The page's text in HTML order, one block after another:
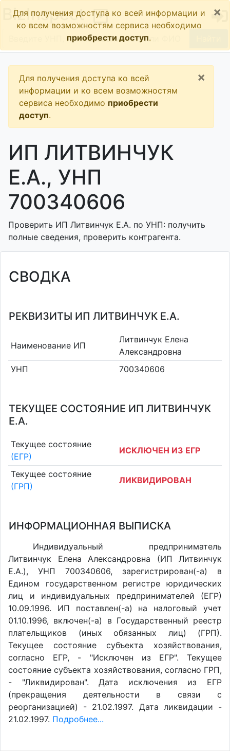
BizInspect
Для получения доступа ко всей информации и
ко всем возможностям сервиса необходимо
приобрести доступ.
×
Для получения доступа ко всей
информации и ко всем возможностям
сервиса необходимо приобрести
доступ.
×
ИП ЛИТВИНЧУК
Е.А., УНП
700340606
Проверить ИП Литвинчук Е.А. по УНП: получить
полные сведения, проверить контрагента.
СВОДКА
РЕКВИЗИТЫ ИП ЛИТВИНЧУК Е.А.
Наименование ИП
Литвинчук Елена
Александровна
УНП
700340606
ТЕКУЩЕЕ СОСТОЯНИЕ ИП ЛИТВИНЧУК
Е.А.
Текущее состояние
(ЕГР)
ИСКЛЮЧЕН ИЗ ЕГР
Текущее состояние
(ГРП)
ЛИКВИДИРОВАН
ИНФОРМАЦИОННАЯ ВЫПИСКА
Индивидуальный предприниматель
Литвинчук Елена Александровна (ИП Литвинчук
Е.А.), УНП 700340606, зарегистрирован(-а) в
Едином государственном регистре юридических
лиц и индивидуальных предпринимателей (ЕГР)
10.09.1996. ИП поставлен(-a) на налоговый учет
01.10.1996, включен(-a) в Государственный реестр
плательщиков (иных обязанных лиц) (ГРП).
Текущее состояние субъекта хозяйствования,
согласно ЕГР, - "Исключен из ЕГР". Текущее
состояние субъекта хозяйствования, согласно ГРП,
- "Ликвидирован". Дата исключения из ЕГР
(прекращения деятельности в связи с
реорганизацией) - 21.02.1997. Дата ликвидации -
21.02.1997. Подробнее...